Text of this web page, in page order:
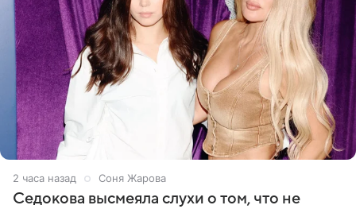
2 часа назад Соня Жарова
Седокова высмеяла слухи о том, что не